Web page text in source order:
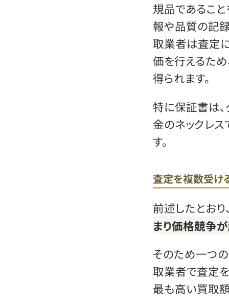
規品であるこ
報や品質の記録
取業者は査定
価を行えるた
得られます。
特に保証書は
金のネックレ
す。
査定を複数受け
前述したとおり
まり価格競争
そのため一つ
取業者で査定
最も高い買取